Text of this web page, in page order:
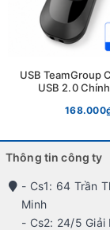
Màn hình này sở
vời. Độ sáng cao
cầu giải trí thông
giúp người dùng
không bị mất chất
USB TeamGroup
USB 2.0
Thông tin công ty
- Cs1: 64 Trần
Minh
- Cs2: 24/5 Giải